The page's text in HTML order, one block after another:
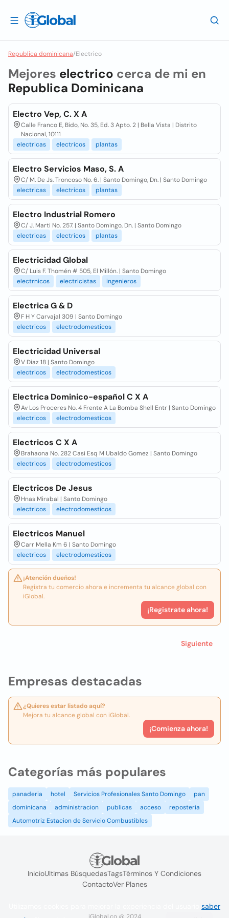
Republica dominicana/Electrico
Empresas destacadas
¿Quieres estar listado aquí?
Mejora tu alcance global con iGlobal.
¡Comienza ahora!
Mejores electrico cerca de mi en
Republica Dominicana
Electro Vep, C. X A
Calle Franco E, Bido, No. 35, Ed. 3 Apto. 2 | Bella Vista | Distrito
Nacional, 10111
electricas
electricos plantas
Electro Servicios Maso, S. A
C/ M. De Js. Troncoso No. 6. | Santo Domingo, Dn. | Santo Domingo
electricas
electricos plantas
Electro Industrial Romero
C/ J. Marti No. 257. | Santo Domingo, Dn. | Santo Domingo
electricas
electricos plantas
Electricidad Global
C/ Luis F. Thomén # 505, El Millón. | Santo Domingo
electrnicos
electricistas ingenieros
Electrica G & D
F H Y Carvajal 309 | Santo Domingo
electricos
electrodomesticos
Electricidad Universal
V Diaz 18 | Santo Domingo
electricos
electrodomesticos
Electrica Dominico-español C X A
Av Los Proceres No. 4 Frente A La Bomba Shell Entr | Santo Domingo
electricos
electrodomesticos
Electricos C X A
Brahaona No. 282 Casi Esq M Ubaldo Gomez | Santo Domingo
electricos
electrodomesticos
Electricos De Jesus
Hnas Mirabal | Santo Domingo
electricos
electrodomesticos
Electricos Manuel
Carr Mella Km 6 | Santo Domingo
electricos
electrodomesticos
¡Atención dueños!
Registra tu comercio ahora e incrementa tu alcance global con
iGlobal.
¡Registrate ahora!
Siguiente
Categorías más populares
panaderia hotel Servicios Profesionales Santo Domingo
pan
dominicana
administracion publicas acceso
reposteria
Automotriz Estacion de Servicio Combustibles
InicioUltimas BúsquedasTagsTérminos Y Condiciones
ContactoVer Planes
iGlobal.co @ 2024
saber